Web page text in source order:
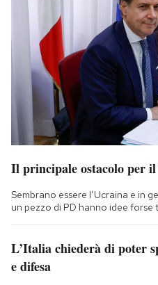
Il principale ostacolo per
Sembrano essere l’Ucraina e in
un pezzo di PD hanno idee forse
L’Italia chiederà di poter
e difesa